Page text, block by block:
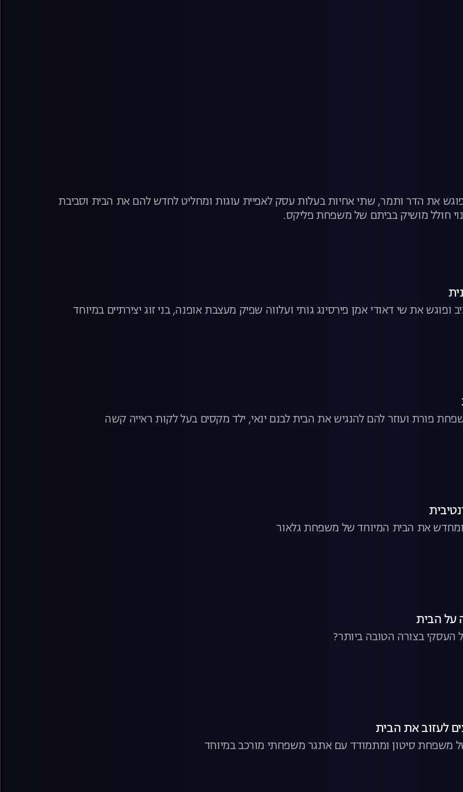
את הדר ותמר, שתי אחיות בעלות עסק לאפיית עוגות ומחליט לחדש להם את הבית וסביבת
חולל מושיק בביתם של משפחת פליקס.
ופוגש את שי דאודי אמן פירסינג גותי ועלווה שפיק מעצבת אופנה, בני זוג יצירתיים במיוחד
פורת ועוזר להם להנגיש את הבית לבנם ינאי, ילד מקסים בעל לקות ראייה קשה
ומחדש את הבית המיוחד של משפחת גלאור
הבית
העסקי בצורה הטובה ביותר?
לעזוב את הבית
משפחת סיטון ומתמודד עם אתגר משפחתי מורכב במיוחד